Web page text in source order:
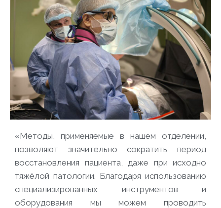
«Методы, применяемые в нашем отделении,
позволяют значительно сократить период
восстановления пациента, даже при исходно
тяжёлой патологии. Благодаря использованию
специализированных инструментов и
оборудования мы можем проводить